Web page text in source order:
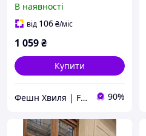
чорний молочний 42-48
В наявності
від 106₴/міс
1 059₴
Купити
Фешн Хвиля | Fashion Wave 90%